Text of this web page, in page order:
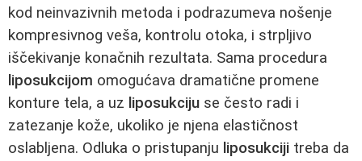
kod neinvazivnih metoda i podrazumeva nošenje
kompresivnog veša, kontrolu otoka, i strpljivo
iščekivanje konačnih rezultata. Sama procedura
liposukcijom omogućava dramatične promene
konture tela, a uz liposukciju se često radi i
zatezanje kože, ukoliko je njena elastičnost
oslabljena. Odluka o pristupanju liposukciji treba da